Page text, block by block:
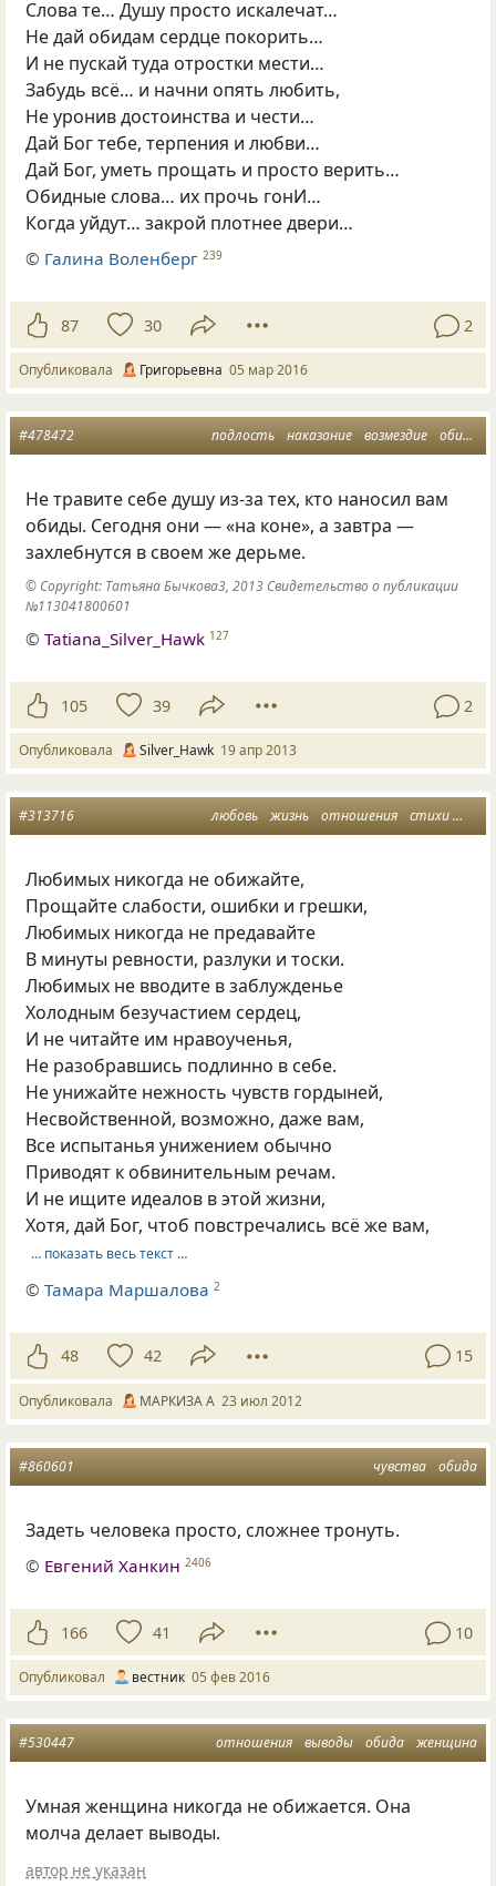
Слова те… Душу просто искалечат…
Не дай обидам сердце покорить…
И не пускай туда отростки мести…
Забудь всё… и начни опять любить,
Не уронив достоинства и чести…
Дай Бог тебе, терпения и любви…
Дай Бог, уметь прощать и просто верить…
Обидные слова… их прочь гонИ…
Когда уйдут… закрой плотнее двери…
© Галина Воленберг 239
87 30 2
Опубликовала Григорьевна 05 мар 2016
подлость наказание возмездие обида
#478472
Не травите себе душу из-за тех, кто наносил вам
обиды. Сегодня они — «на коне», а завтра —
захлебнутся в своем же дерьме.
© Copyright: Татьяна Бычкова3, 2013 Свидетельство о публикации
№113041800601
©Tatiana_Silver_Hawk 127
105 39 2
Опубликовала Silver_Hawk 19 апр 2013
любовь жизнь отношения стихи
#313716
Любимых никогда не обижайте,
Прощайте слабости, ошибки и грешки,
Любимых никогда не предавайте
В минуты ревности, разлуки и тоски.
Любимых не вводите в заблужденье
Холодным безучастием сердец,
И не читайте им нравоученья,
Не разобравшись подлинно в себе.
Не унижайте нежность чувств гордыней,
Несвойственной, возможно, даже вам,
Все испытанья унижением обычно
Приводят к обвинительным речам.
И не ищите идеалов в этой жизни,
Хотя, дай Бог, чтоб повстречались всё же вам,
… показать весь текст …
©Тамара Маршалова 2
48 42 15
Опубликовала МАРКИЗА А 23 июл 2012
чувства обида
#860601
Задеть человека просто, сложнее тронуть.
© Евгений Ханкин 2406
166 41 10
Опубликовал вестник 05 фев 2016
отношения выводы обида женщина
#530447
Умная женщина никогда не обижается. Она
молча делает выводы.
автор не указан